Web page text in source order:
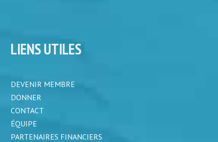
LIENS UTILES
DEVENIR MEMBRE
DONNER
CONTACT
ÉQUIPE
PARTENAIRES FINANCIERS